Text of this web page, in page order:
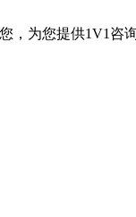
，为您提供1V1咨